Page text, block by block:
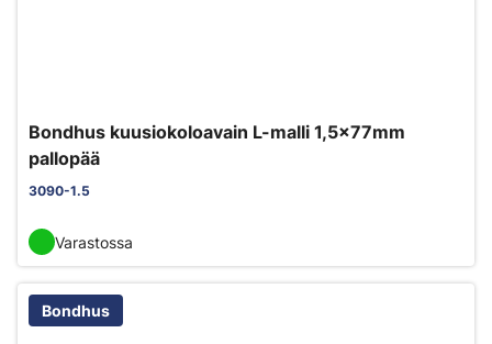
Bondhus kuusiokoloavain L-malli 1,5x77mm
pallopää
3090-1.5
Varastossa
Bondhus